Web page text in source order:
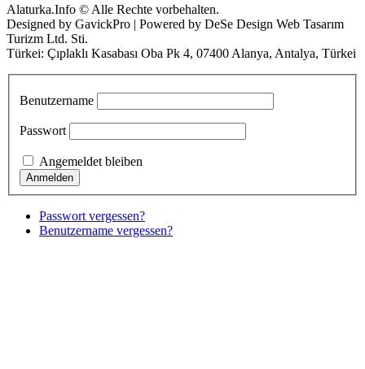
Alaturka.Info © Alle Rechte vorbehalten.
Designed by GavickPro | Powered by DeSe Design Web Tasarım
Turizm Ltd. Sti.
Türkei: Çıplaklı Kasabası Oba Pk 4, 07400 Alanya, Antalya, Türkei
Benutzername
Passwort
Angemeldet bleiben
Passwort vergessen?
Benutzername vergessen?